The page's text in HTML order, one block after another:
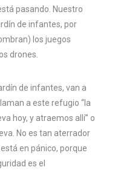
pasando. Nuestro
de infantes, por
los juegos
drones.
de infantes, van a
a este refugio “la
hoy, y atraemos allí” o
No es tan aterrador
en pánico, porque
es el